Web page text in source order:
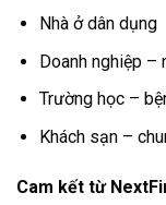
Nhà ở dân dụng
Doanh nghiệp –
Trường học –
Khách sạn –
Cam kết từ